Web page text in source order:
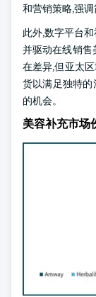
和营销策略,强
此外,数字平台
并驱动在线销售
在差异,但亚太
货以满足独特
的机会。
美容补充市场